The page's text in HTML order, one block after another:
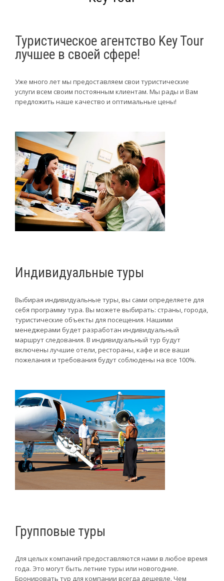
Туристическое агентство Key Tour
лучшее в своей сфере!
Уже много лет мы предоставляем свои туристические
услуги всем своим постоянным клиентам. Мы рады и Вам
предложить наше качество и оптимальные цены!
Индивидуальные туры
Выбирая индивидуальные туры, вы сами определяете для
себя программу тура. Вы можете выбирать: страны, города,
туристические объекты для посещения. Нашими
менеджерами будет разработан индивидуальный
маршрут следования. В индивидуальный тур будут
включены лучшие отели, рестораны, кафе и все ваши
пожелания и требования будут соблюдены на все 100%.
Групповые туры
Для целых компаний предоставляются нами в любое время
года. Это могут быть летние туры или новогодние.
Бронировать тур для компании всегда дешевле. Чем